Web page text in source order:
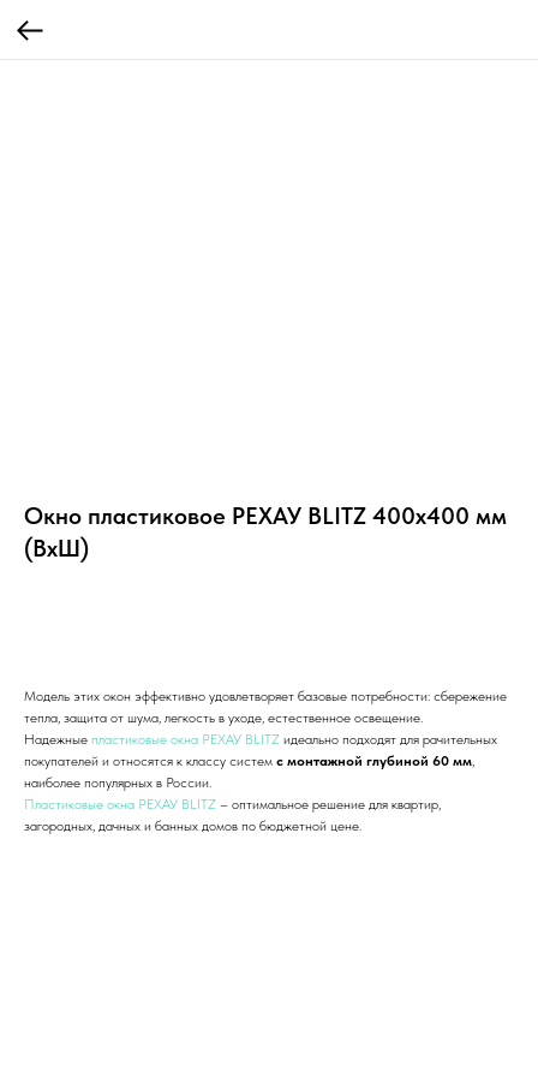
Окно пластиковое РЕХАУ BLITZ 400х400 мм
(ВхШ)
Модель этих окон эффективно удовлетворяет базовые потребности: сбережение
тепла, защита от шума, легкость в уходе, естественное освещение.
Надежные пластиковые окна РЕХАУ BLITZ идеально подходят для рачительных
покупателей и относятся к классу систем с монтажной глубиной 60 мм,
наиболее популярных в России.
Пластиковые окна РЕХАУ BLITZ – оптимальное решение для квартир,
загородных, дачных и банных домов по бюджетной цене.